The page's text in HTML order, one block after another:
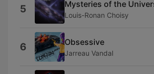
5 Mysteries of the
Louis-Ronan Choisy
6 Obsessive
Jarreau Vandal